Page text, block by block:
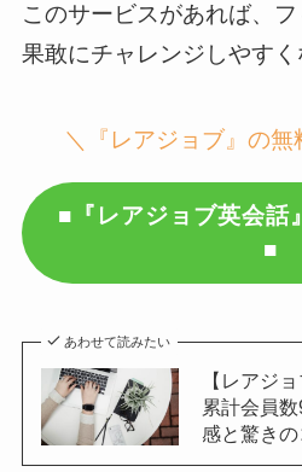
このサービスがあれば、
果敢にチャレンジしやすく
＼『レアジョブ』の無
■『レアジョブ英会話
■
あわせて読みたい
【レアジ
累計会員
感と驚き